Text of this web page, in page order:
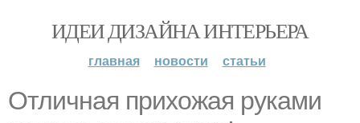
ИДЕИ ДИЗАЙНА ИНТЕРЬЕРА
главная новости статьи
Отличная прихожая руками